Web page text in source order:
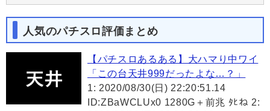
人気のパチスロ評価まとめ
【パチスロあるある】大ハマり中ワイ
「この台天井999だったよな…？」
1: 2020/08/30(日) 22:20:51.14
ID:ZBaWCLUx0 1280G＋前兆 ﾀﾋね 2: